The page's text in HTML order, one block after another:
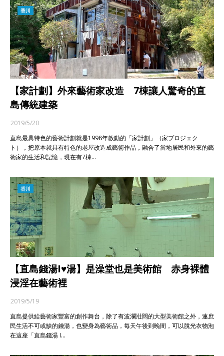
香川
【家計劃】外來藝術家改造 7棟讓人驚奇的直
島傳統建築
2019/5/20
直島最具特色的藝術計劃就是1998年啟動的「家計劃」（家プロジェク
ト），把原本就具有特色的老屋改造成藝術作品，融合了當地居民和外來的藝
術家的生活和記憶，現在有7棟…
香川
【直島錢湯I♥湯】是澡堂也是美術館 赤身裸體
浸淫在藝術裡
2019/5/19
直島提供給藝術家豐富的創作舞台，除了有波瀾壯闊的大型美術館之外，連庶
民生活不可或缺的錢湯，也變身為藝術品，每天午後到晚間，可以脫光衣物泡
在這座「直島錢湯 I…